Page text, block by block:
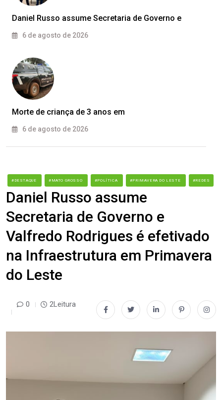
Daniel Russo assume Secretaria de Governo e
6 de agosto de 2026
Morte de criança de 3 anos em
6 de agosto de 2026
#DESTAQUE #MATO GROSSO #POLÍTICA #PRIMAVERA DO LESTE #REDES
Daniel Russo assume
Secretaria de Governo e
Valfredo Rodrigues é efetivado
na Infraestrutura em Primavera
do Leste
0 2Leitura